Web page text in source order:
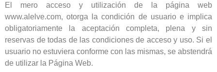
El mero acceso y utilización de la página web
www.alelve.com, otorga la condición de usuario e implica
obligatoriamente la aceptación completa, plena y sin
reservas de todas de las condiciones de acceso y uso. Si el
usuario no estuviera conforme con las mismas, se abstendrá
de utilizar la Página Web.